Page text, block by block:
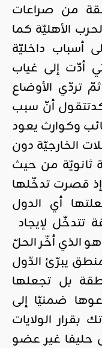
من صراعات
الأهليّة كما
أسباب داخليّة
أدّت إلى غياب
تردّي الأوضاع
أنّ سبب
وكوارث يعود
الخارجيّة دون
ثانويّة من حيث
قصرت تدخّلها
أي الدول
تتدخّل لإيجاد
الذي أخّر الحلّ
يبرّئ الدّول
بل تجعلها
ضمنيّا إلى
بقرار الولايات
حليفا غير عضو